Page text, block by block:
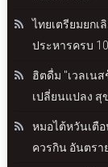
ไทยเตรียมยกเ
ประหารครบ
ฮิตดื่ม "เวลเน
เปลี่ยนแปลง สุ
หมอไต้หวันเตื
ควรกิน อันตรา